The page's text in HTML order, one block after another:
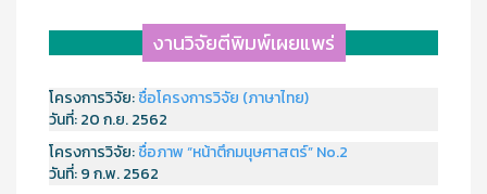
งานวิจัยตีพิมพ์เผยแพร่
โครงการวิจัย:ชื่อโครงการวิจัย (ภาษาไทย)
วันที่:20 ก.ย. 2562
โครงการวิจัย:ชื่อภาพ “หน้าตึกมนุษศาสตร์” No.2
วันที่:9 ก.พ. 2562